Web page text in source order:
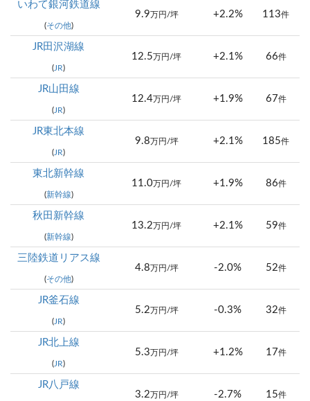
いわて銀河鉄道線
(その他)
9.9 万円/坪 +2.2% 113件
JR田沢湖線
(JR)
12.5 万円/坪 +2.1% 66件
JR山田線
(JR)
12.4 万円/坪 +1.9% 67件
JR東北本線
(JR)
9.8 万円/坪 +2.1% 185件
東北新幹線
(新幹線)
11.0 万円/坪 +1.9% 86件
秋田新幹線
(新幹線)
13.2 万円/坪 +2.1% 59件
三陸鉄道リアス線
(その他)
4.8 万円/坪 -2.0% 52件
JR釜石線
(JR)
5.2 万円/坪 -0.3% 32件
JR北上線
(JR)
5.3 万円/坪 +1.2% 17件
JR八戸線
3.2 万円/坪 -2.7% 15件